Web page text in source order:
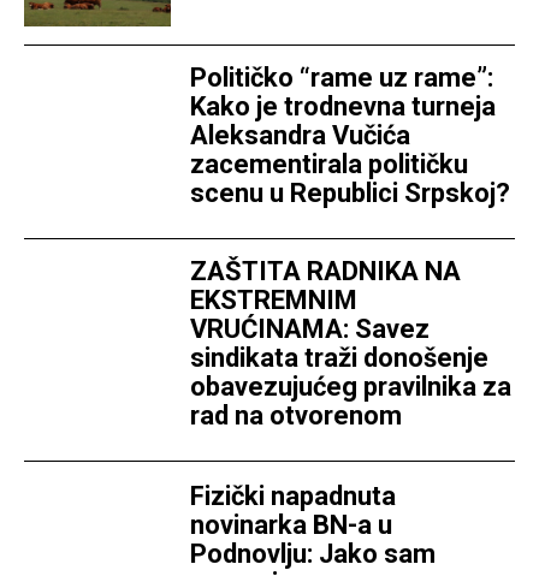
Političko “rame uz rame”:
Kako je trodnevna turneja
Aleksandra Vučića
zacementirala političku
scenu u Republici Srpskoj?
ZAŠTITA RADNIKA NA
EKSTREMNIM
VRUĆINAMA: Savez
sindikata traži donošenje
obavezujućeg pravilnika za
rad na otvorenom
Fizički napadnuta
novinarka BN-a u
Podnovlju: Jako sam